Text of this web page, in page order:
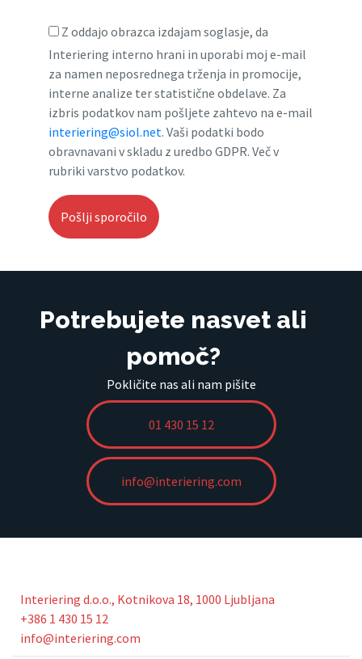
Z oddajo obrazca izdajam soglasje, da
Interiering interno hrani in uporabi moj e-mail
za namen neposrednega trženja in promocije,
interne analize ter statistične obdelave. Za
izbris podatkov nam pošljete zahtevo na e-mail
interiering@siol.net. Vaši podatki bodo
obravnavani v skladu z uredbo GDPR. Več v
rubriki varstvo podatkov.
Potrebujete nasvet ali
pomoč?
Pokličite nas ali nam pišite
01 430 15 12
info@interiering.com
Interiering d.o.o., Kotnikova 18, 1000 Ljubljana
+386 1 430 15 12
info@interiering.com